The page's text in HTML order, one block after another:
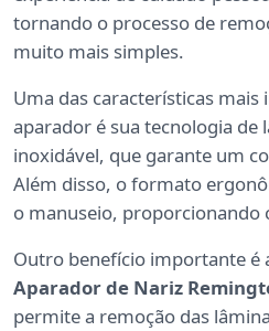
tornando o processo de
muito mais simples.
Uma das características
aparador é sua tecnologia de
inoxidável, que garante um
Além disso, o formato
o manuseio,
Outro benefício importante é
Aparador de Nariz
permite a remoção das